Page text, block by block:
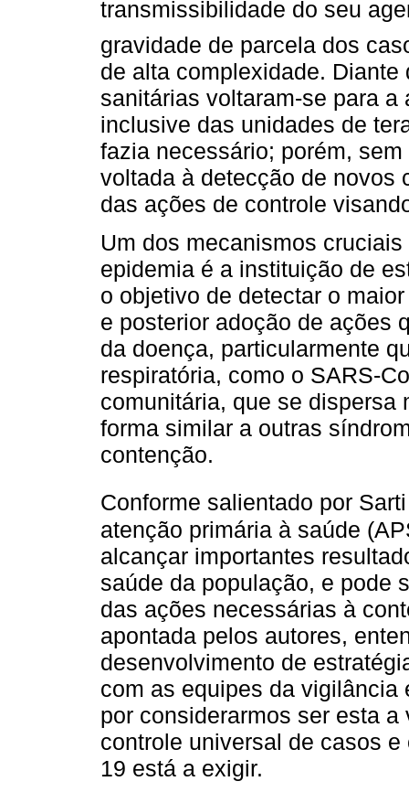
transmissibilidade do seu
gravidade de parcela dos
de alta complexidade.
sanitárias voltaram-se para
inclusive das unidades de
fazia necessário; porém,
voltada à detecção de novos
das ações de controle
Um dos mecanismos
epidemia é a instituição de
o objetivo de detectar o
e posterior adoção de ações
da doença, particularmente
respiratória, como o SARS-
comunitária, que se dispersa
forma similar a outras
contenção.
Conforme salientado por
atenção primária à saúde
alcançar importantes
saúde da população, e pode
das ações necessárias à
apontada pelos autores,
desenvolvimento de
com as equipes da
por considerarmos ser esta
controle universal de casos
19 está a exigir.